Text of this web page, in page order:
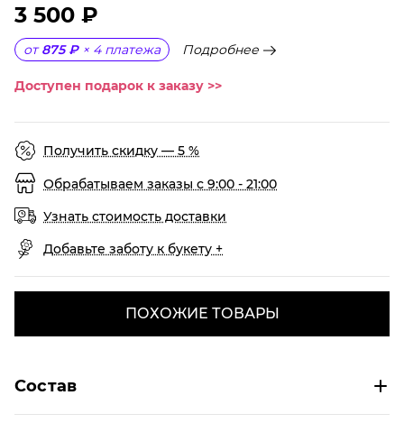
3 500 ₽
от 875 ₽ × 4 платежа Подробнее
Доступен подарок к заказу >>
Получить скидку — 5 %
Обрабатываем заказы с 9:00 - 21:00
Узнать стоимость доставки
Добавьте заботу к букету +
ПОХОЖИЕ ТОВАРЫ
Состав